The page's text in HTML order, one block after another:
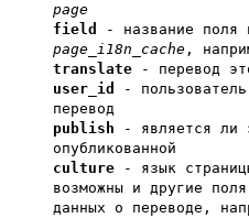
page
field
- название поля
page_i18n_cache ,
translate - перевод
user_id
-
перевод
publish - является ли
опубликованной
culture - язык
возможны и другие
данных о переводе,